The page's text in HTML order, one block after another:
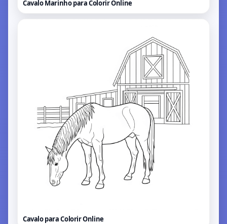
Cavalo Marinho para ColorirOnline
Cavalo para ColorirOnline